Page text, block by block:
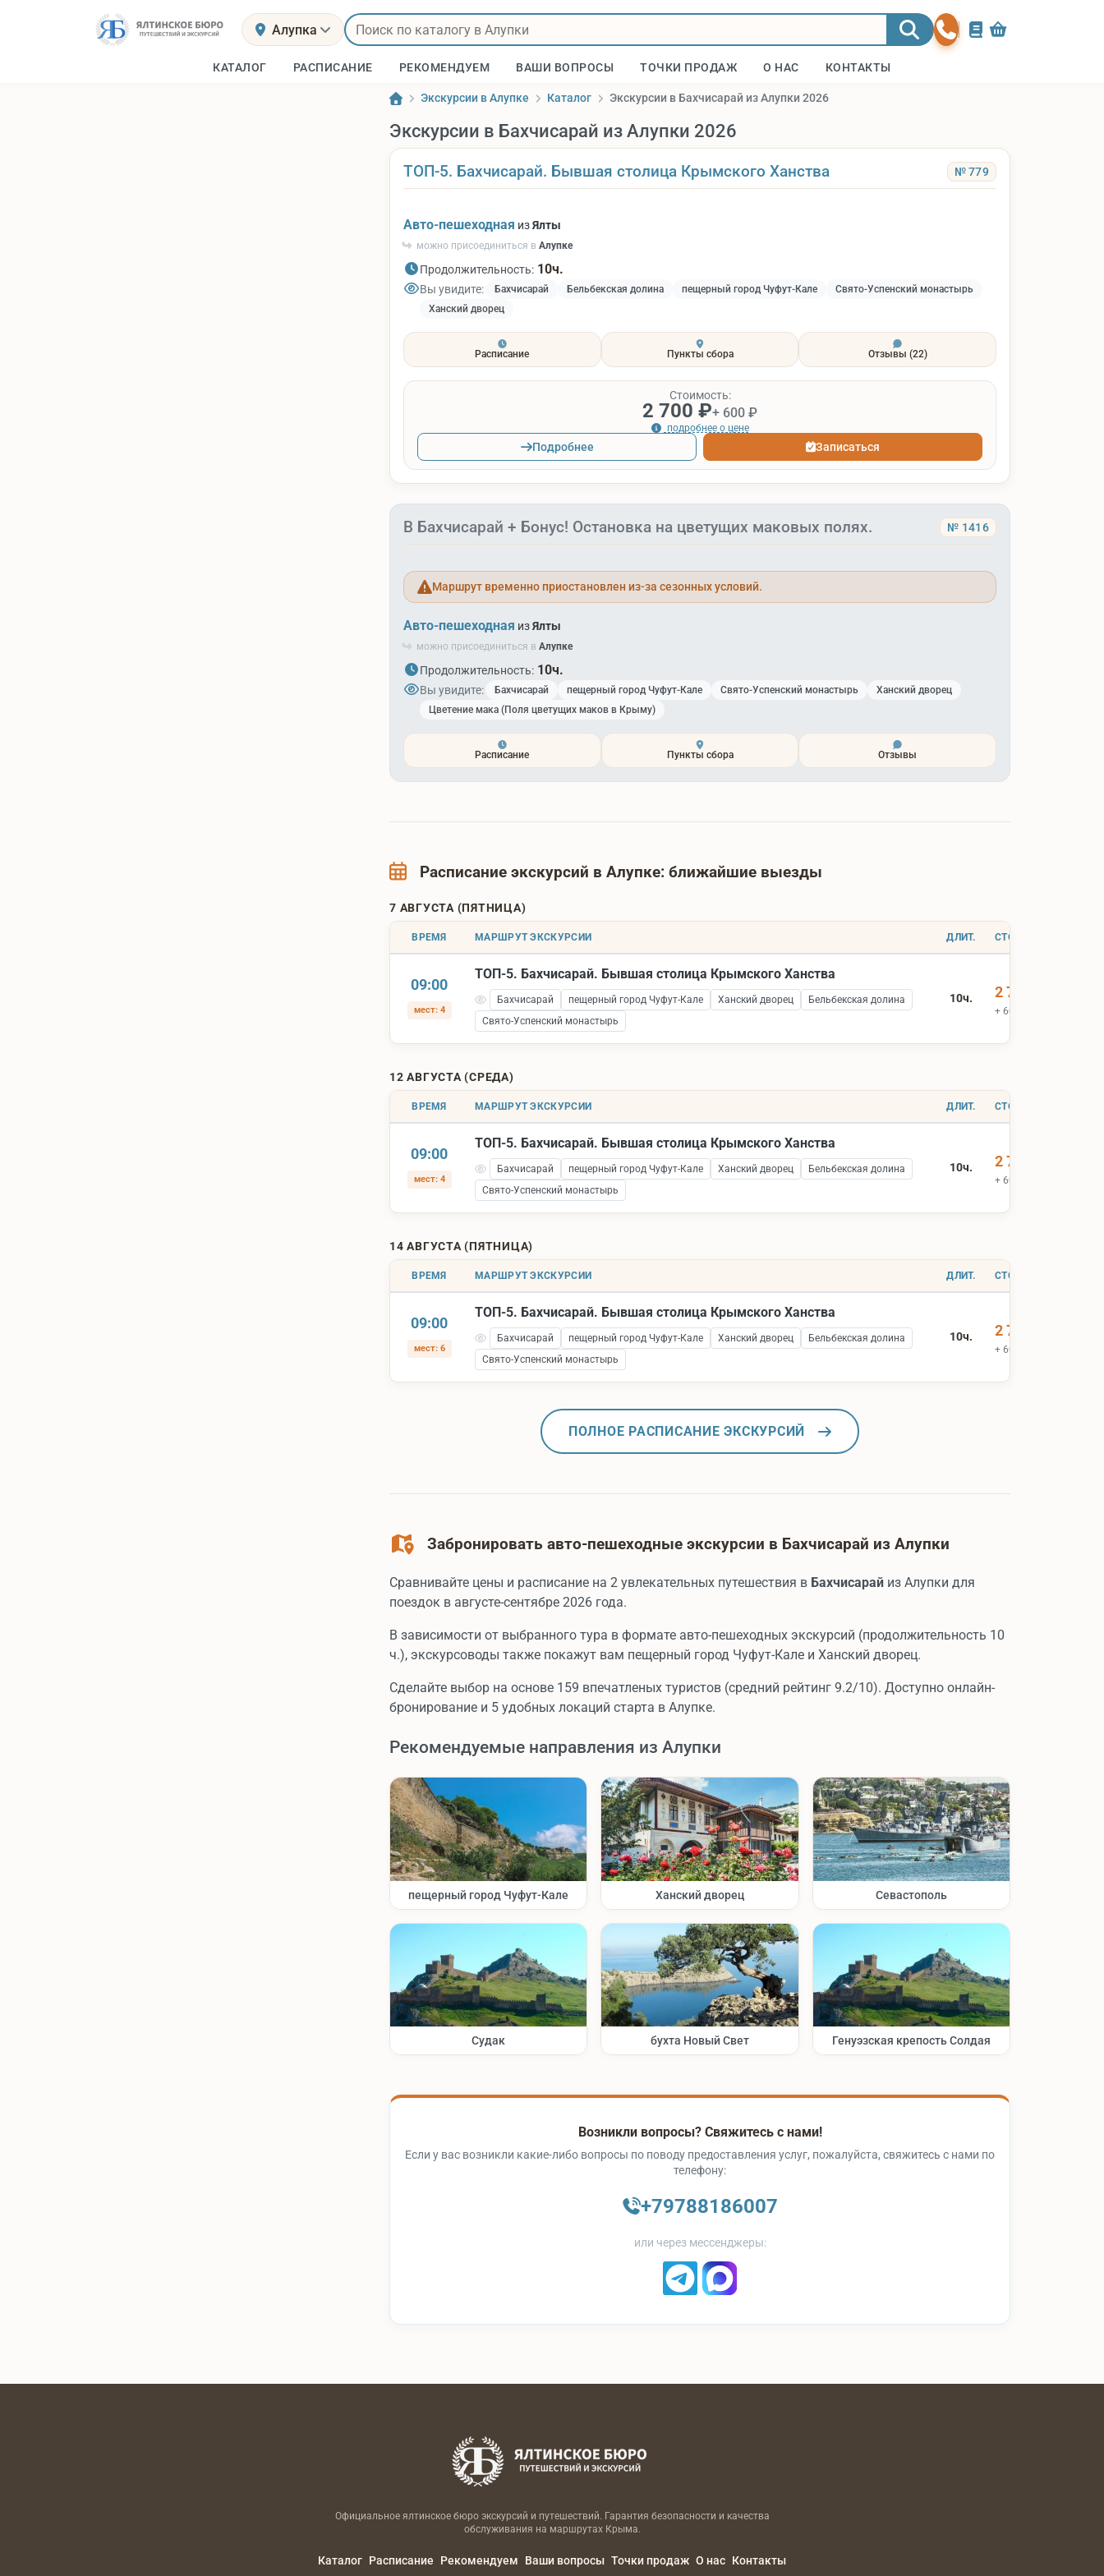
Алупка
КАТАЛОГ РАСПИСАНИЕ РЕКОМЕНДУЕМ ВАШИ ВОПРОСЫ ТОЧКИ ПРОДАЖ О НАС КОНТАКТЫ
Экскурсии в Алупке Каталог Экскурсии в Бахчисарай из Алупки 2026
Экскурсии в Бахчисарай из Алупки 2026
ТОП-5. Бахчисарай. Бывшая столица Крымского Ханства № 779
Авто-пешеходная изЯлты
можно присоединиться в Алупке
Продолжительность: 10ч.
Вы увидите: Бахчисарай Бельбекская долина пещерный город Чуфут-Кале
Свято-Успенский монастырь
Ханский дворец
Расписание Пункты сбора Отзывы (22)
Стоимость:
2 700 ₽+ 600 ₽
подробнее о цене
Подробнее Записаться
В Бахчисарай + Бонус! Остановка на цветущих маковых полях. № 1416
Маршрут временно приостановлен из-за сезонных условий.
Авто-пешеходная изЯлты
можно присоединиться в Алупке
Продолжительность: 10ч.
Вы увидите: Бахчисарай пещерный город Чуфут-Кале Свято-Успенский монастырь
Ханский дворец
Цветение мака (Поля цветущих маков в Крыму)
Расписание Пункты сбора Отзывы
Расписание экскурсий в Алупке: ближайшие выезды
7 АВГУСТА (ПЯТНИЦА)
ВРЕМЯ МАРШРУТ ЭКСКУРСИИ ДЛИТ. СТОИМОСТЬ
09:00
мест: 4
ТОП-5. Бахчисарай. Бывшая столица Крымского Ханства
Бахчисарай пещерный город Чуфут-Кале Ханский дворец
Бельбекская долина
Свято-Успенский монастырь
10ч. 2 700 ₽
+ 600 ₽ вх.билеты
12 АВГУСТА (СРЕДА)
ВРЕМЯ МАРШРУТ ЭКСКУРСИИ ДЛИТ. СТОИМОСТЬ
09:00
мест: 4
ТОП-5. Бахчисарай. Бывшая столица Крымского Ханства
Бахчисарай пещерный город Чуфут-Кале Ханский дворец
Бельбекская долина
Свято-Успенский монастырь
10ч. 2 700 ₽
+ 600 ₽ вх.билеты
14 АВГУСТА (ПЯТНИЦА)
ВРЕМЯ МАРШРУТ ЭКСКУРСИИ ДЛИТ. СТОИМОСТЬ
09:00
мест: 6
ТОП-5. Бахчисарай. Бывшая столица Крымского Ханства
Бахчисарай пещерный город Чуфут-Кале Ханский дворец
Бельбекская долина
Свято-Успенский монастырь
10ч. 2 700 ₽
+ 600 ₽ вх.билеты
ПОЛНОЕ РАСПИСАНИЕ ЭКСКУРСИЙ
Забронировать авто-пешеходные экскурсии в Бахчисарай из Алупки
Сравнивайте цены и расписание на 2 увлекательных путешествия в Бахчисарай из Алупки для
поездок в августе-сентябре 2026 года.
В зависимости от выбранного тура в формате авто-пешеходных экскурсий (продолжительность 10
ч.), экскурсоводы также покажут вам пещерный город Чуфут-Кале и Ханский дворец.
Сделайте выбор на основе 159 впечатленых туристов (средний рейтинг 9.2/10). Доступно онлайн-
бронирование и 5 удобных локаций старта в Алупке.
Рекомендуемые направления из Алупки
пещерный город Чуфут-Кале Ханский дворец Севастополь
Судак бухта Новый Свет Генуэзская крепость Солдая
Возникли вопросы? Свяжитесь с нами!
Если у вас возникли какие-либо вопросы по поводу предоставления услуг, пожалуйста, свяжитесь с нами по
телефону:
+79788186007
или через мессенджеры:
Официальное ялтинское бюро экскурсий и путешествий. Гарантия безопасности и качества
обслуживания на маршрутах Крыма.
Каталог Расписание Рекомендуем Ваши вопросы Точки продаж О нас Контакты